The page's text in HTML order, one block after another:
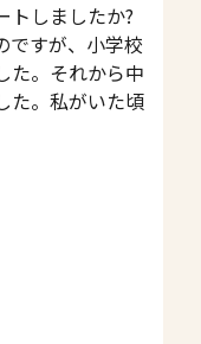
トしましたか?
ですが、小学校
た。それから中
た。私がいた頃